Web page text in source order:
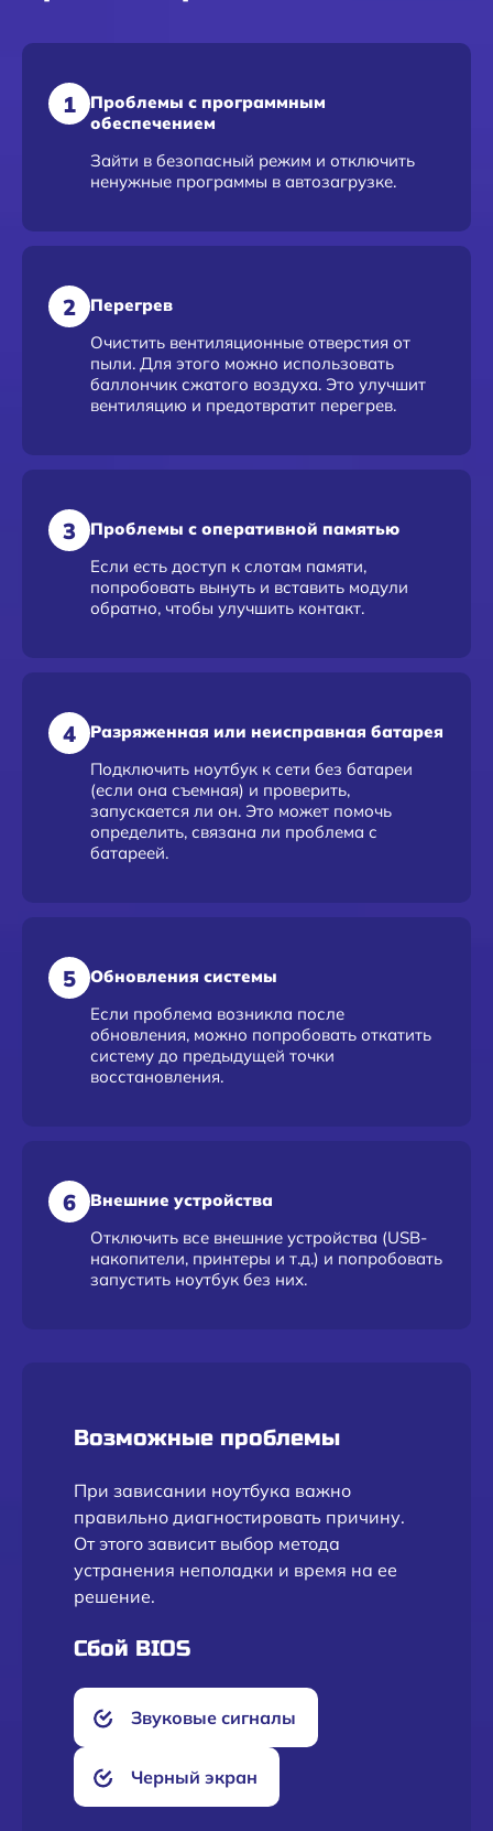
1
Проблемы с программным
обеспечением
Зайти в безопасный режим и отключить
ненужные программы в автозагрузке.
2
Перегрев
Очистить вентиляционные отверстия от
пыли. Для этого можно использовать
баллончик сжатого воздуха. Это улучшит
вентиляцию и предотвратит перегрев.
3
Проблемы с оперативной памятью
Если есть доступ к слотам памяти,
попробовать вынуть и вставить модули
обратно, чтобы улучшить контакт.
4
Разряженная или неисправная батарея
Подключить ноутбук к сети без батареи
(если она съемная) и проверить,
запускается ли он. Это может помочь
определить, связана ли проблема с
батареей.
5
Обновления системы
Если проблема возникла после
обновления, можно попробовать откатить
систему до предыдущей точки
восстановления.
6
Внешние устройства
Отключить все внешние устройства (USB-
накопители, принтеры и т.д.) и попробовать
запустить ноутбук без них.
Возможные проблемы
При зависании ноутбука важно
правильно диагностировать причину.
От этого зависит выбор метода
устранения неполадки и время на ее
решение.
Сбой BIOS
Звуковые сигналы
Черный экран